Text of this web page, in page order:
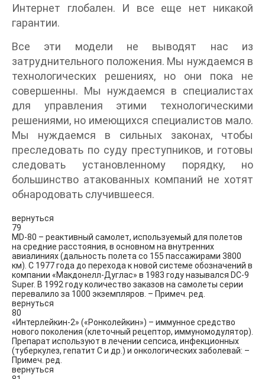
Интернет глобален. И все еще нет никакой
гарантии.
Все эти модели не выводят нас из
затруднительного положения. Мы нуждаемся в
технологических решениях, но они пока не
совершенны. Мы нуждаемся в специалистах
для управления этими технологическими
решениями, но имеющихся специалистов мало.
Мы нуждаемся в сильных законах, чтобы
преследовать по суду преступников, и готовы
следовать установленному порядку, но
большинство атакованных компаний не хотят
обнародовать случившееся.
вернуться
79
MD-80 – реактивный самолет, используемый для полетов
на средние расстояния, в основном на внутренних
авиалиниях (дальность полета со 155 пассажирами 3800
км). С 1977 года до перехода к новой системе обозначений в
компании «Макдонелл-Дуглас» в 1983 году назывался DC-9
Super. В 1992 году количество заказов на самолеты серии
перевалило за 1000 экземпляров. – Примеч. ред.
вернуться
80
«Интерлейкин-2» («Ронколейкин») – иммунное средство
нового поколения (клеточный рецептор, иммуномодулятор).
Препарат используют в лечении сепсиса, инфекционных
(туберкулез, гепатит С и др.) и онкологических заболевай: –
Примеч. ред.
вернуться